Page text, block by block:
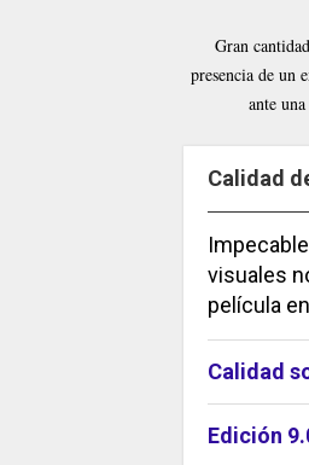
Gran
presencia de un
ante
Calidad
visuales
película
Calidad
Edición